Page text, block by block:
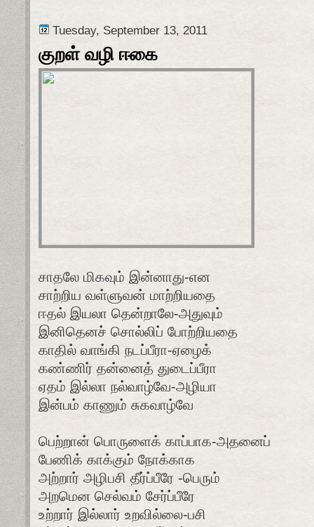
Tuesday, September 13, 2011
குறள் வழி ஈகை
சாதலே மிகவும் இன்னாது-என
சாற்றிய வள்ளுவன் மாற்றியதை
ஈதல் இயலா தென்றாலே-அதுவும்
இனிதெனச் சொல்லிப் போற்றியதை
காதில் வாங்கி நடப்பீரா-ஏழைக்
கண்ணிர் தன்னைத் துடைப்பீரா
ஏதம் இல்லா நல்வாழ்வே-அழியா
இன்பம் காணும் சுகவாழ்வே
பெற்றான் பொருளைக் காப்பாக-அதனைப்
பேணிக் காக்கும் நோக்காக
அற்றார் அழிபசி தீர்ப்பீரே -பெரும்
அறமென செல்வம் சேர்ப்பீரே
உற்றார் இல்லார் உறவில்லை-பசி